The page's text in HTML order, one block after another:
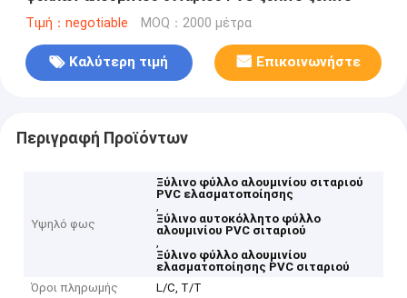
Τιμή：negotiable MOQ：2000 μέτρα
Καλύτερη τιμή Επικοινωνήστε
Περιγραφή Προϊόντων
Υψηλό φως
Ξύλινο φύλλο αλουμινίου σιταριού
PVC ελασματοποίησης
,
Ξύλινο αυτοκόλλητο φύλλο
αλουμινίου PVC σιταριού
,
Ξύλινο φύλλο αλουμινίου
ελασματοποίησης PVC σιταριού
Όροι πληρωμής
L/C, T/T